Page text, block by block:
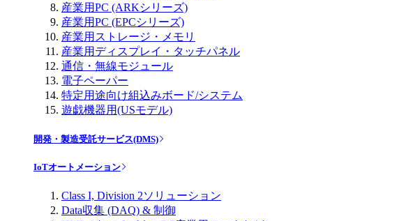
産業用PC (ARKシリーズ)
産業用PC (EPCシリーズ)
産業用ストレージ・メモリ
産業用ディスプレイ・タッチパネル
通信・無線モジュール
電子ペーパー
特定用途向け組込みボード/システム
遊戯機器用(USモデル)
開発・製造受託サービス(DMS)
IoTオートメーション
Class I, Division 2ソリューション
Data収集 (DAQ) & 制御